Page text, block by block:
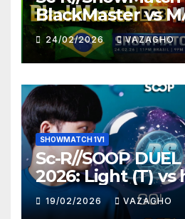
BlackMaster vs
HUNTER
24/02/2026 VAZAGHO
SHOWMATCH 1V1
Sc-R//SOOP DUEL
2026: Light (T) vs
19/02/2026 VAZAGHO